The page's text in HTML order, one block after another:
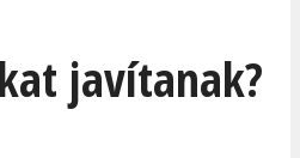
javítanak?